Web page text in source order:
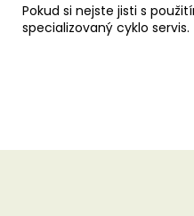
Pokud si nejste jisti s
specializovaný cyklo servis.